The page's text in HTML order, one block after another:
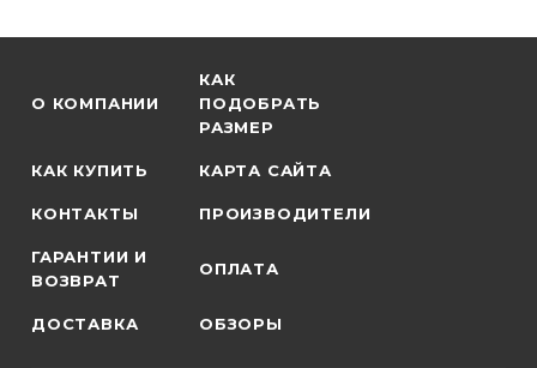
О КОМПАНИИ
КАК
ПОДОБРАТЬ
РАЗМЕР
КАК КУПИТЬ КАРТА САЙТА
КОНТАКТЫ ПРОИЗВОДИТЕЛИ
ГАРАНТИИ И
ВОЗВРАТ
ОПЛАТА
ДОСТАВКА ОБЗОРЫ